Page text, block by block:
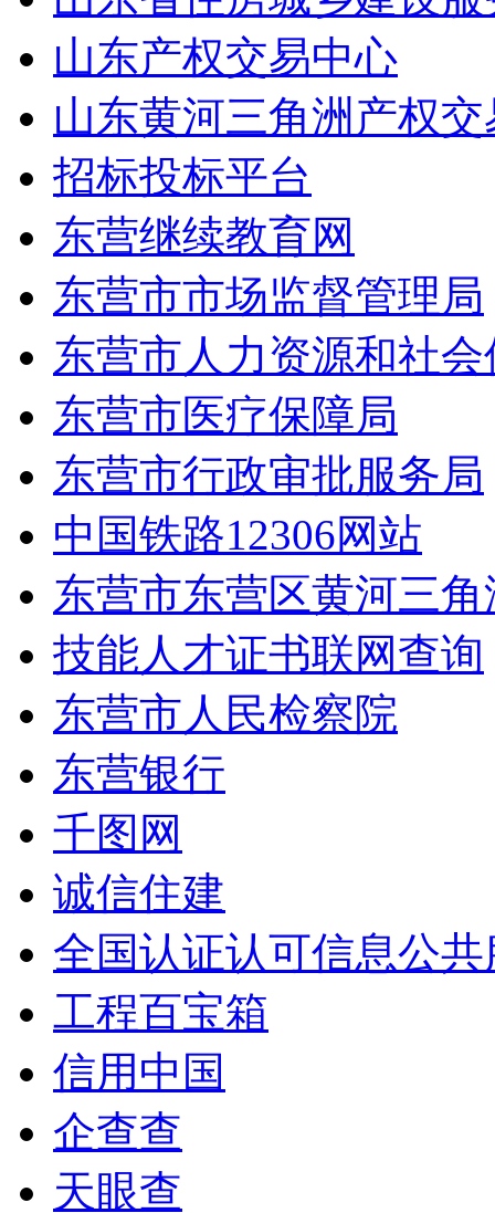
山东产权交易中心
山东黄河三角洲产权
招标投标平台
东营继续教育网
东营市市场监督管理局
东营市人力资源和社
东营市医疗保障局
东营市行政审批服务局
中国铁路12306网站
东营市东营区黄河三
技能人才证书联网查询
东营市人民检察院
东营银行
千图网
诚信住建
全国认证认可信息公
工程百宝箱
信用中国
企查查
天眼查